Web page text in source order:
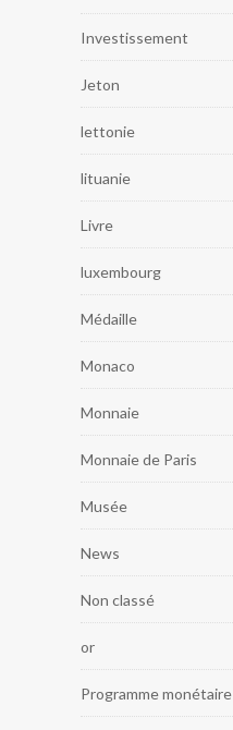
Investissement
Jeton
lettonie
lituanie
Livre
luxembourg
Médaille
Monaco
Monnaie
Monnaie de Paris
Musée
News
Non classé
or
Programme monétaire